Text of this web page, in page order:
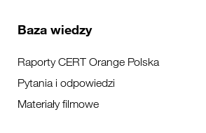
Baza wiedzy
Raporty CERT Orange Polska
Pytania i odpowiedzi
Materiały filmowe